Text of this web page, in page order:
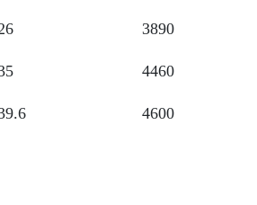
3890
4460
4600